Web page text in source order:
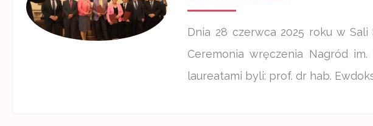
Dnia 28 czerwca 2025 roku w
Ceremonia wręczenia Nagród
laureatami byli: prof. dr hab.